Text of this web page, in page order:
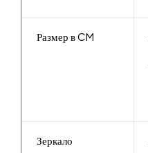
Размер в CM
Зеркало